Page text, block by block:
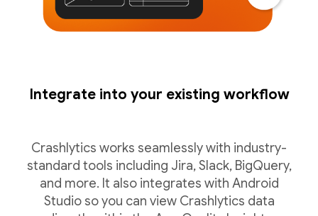
Integrate into your existing workflow
Crashlytics works seamlessly with industry-
standard tools including Jira, Slack, BigQuery,
and more. It also integrates with Android
Studio so you can view Crashlytics data